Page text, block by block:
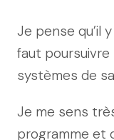
Je pense qu’il
faut
systèmes de
Je me sens
programme et